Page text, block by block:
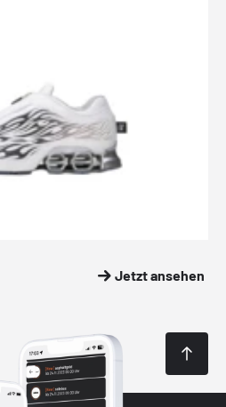
Jetzt ansehen